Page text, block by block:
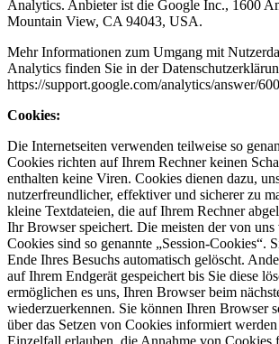
Analytics. Anbieter ist die Google Inc., 1600
Mountain View, CA 94043, USA.
Mehr Informationen zum Umgang mit
Analytics finden Sie in der
https://support.google.com/analytics/answer/
Cookies:
Die Internetseiten verwenden teilweise so
Cookies richten auf Ihrem Rechner keinen
enthalten keine Viren. Cookies dienen dazu,
nutzerfreundlicher, effektiver und sicherer zu
kleine Textdateien, die auf Ihrem Rechner
Ihr Browser speichert. Die meisten der von uns
Cookies sind so genannte „Session-Cookies“.
Ende Ihres Besuchs automatisch gelöscht.
auf Ihrem Endgerät gespeichert bis Sie diese
ermöglichen es uns, Ihren Browser beim
wiederzuerkennen. Sie können Ihren Browser
über das Setzen von Cookies informiert